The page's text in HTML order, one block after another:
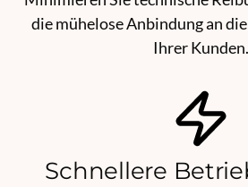
die mühelose Anbindung an
Ihrer Kunden.
Schnellere